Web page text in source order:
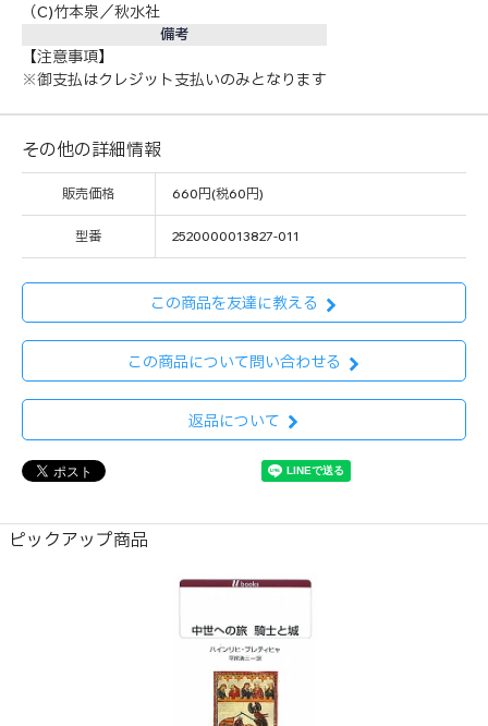
（C)竹本泉／秋水社
備考
【注意事項】
※御支払はクレジット支払いのみとなります
その他の詳細情報
販売価格 660円(税60円)
型番 2520000013827-011
この商品を友達に教える
この商品について問い合わせる
返品について
ピックアップ商品